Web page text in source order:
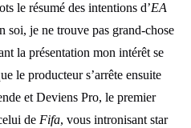
le résumé des intentions d’EA
soi, je ne trouve pas grand-chose
la présentation mon intérêt se
le producteur s’arrête ensuite
et Deviens Pro, le premier
de Fifa, vous intronisant star